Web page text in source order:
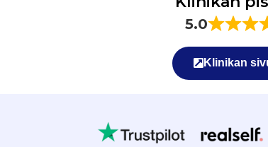
5.0
Klinikan